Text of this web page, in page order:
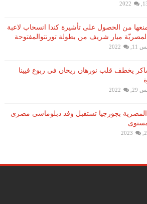
من الحصول على تأشيرة كندا انسحاب لاعبة
​ميار شريف​ من بطولة ​تورنتو​المفتوحة
يخطف قلب نورهان ريحان فى ربوع فيينا
المصرية بجورجيا تستقبل وفد دبلوماسى مصرى